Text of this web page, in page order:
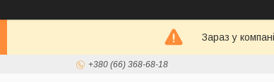
Зараз у
+380 (66) 368-68-18